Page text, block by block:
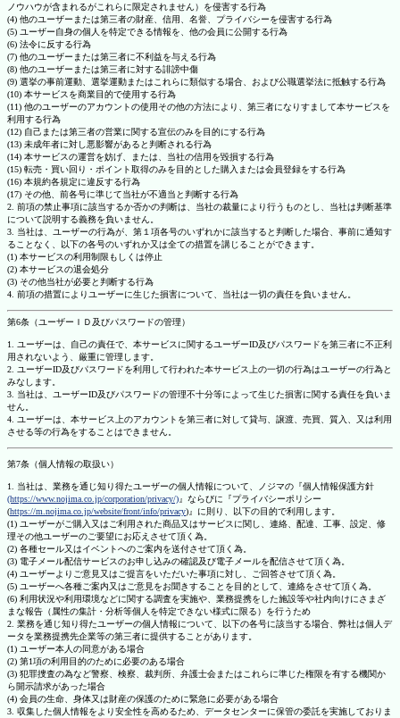
ノウハウが含まれるがこれらに限定されません）を侵害する行為
(4) 他のユーザーまたは第三者の財産、信用、名誉、プライバシーを侵害する行為
(5) ユーザー自身の個人を特定できる情報を、他の会員に公開する行為
(6) 法令に反する行為
(7) 他のユーザーまたは第三者に不利益を与える行為
(8) 他のユーザーまたは第三者に対する誹謗中傷
(9) 選挙の事前運動、選挙運動またはこれらに類似する場合、および公職選挙法に抵触する行為
(10) 本サービスを商業目的で使用する行為
(11) 他のユーザーのアカウントの使用その他の方法により、第三者になりすまして本サービスを
利用する行為
(12) 自己または第三者の営業に関する宣伝のみを目的にする行為
(13) 未成年者に対し悪影響があると判断される行為
(14) 本サービスの運営を妨げ、または、当社の信用を毀損する行為
(15) 転売・買い回り・ポイント取得のみを目的とした購入または会員登録をする行為
(16) 本規約各規定に違反する行為
(17) その他、前各号に準じて当社が不適当と判断する行為
2. 前項の禁止事項に該当するか否かの判断は、当社の裁量により行うものとし、当社は判断基準
について説明する義務を負いません。
3. 当社は、ユーザーの行為が、第１項各号のいずれかに該当すると判断した場合、事前に通知す
ることなく、以下の各号のいずれか又は全ての措置を講じることができます。
(1) 本サービスの利用制限もしくは停止
(2) 本サービスの退会処分
(3) その他当社が必要と判断する行為
4. 前項の措置によりユーザーに生じた損害について、当社は一切の責任を負いません。
第6条（ユーザーＩＤ及びパスワードの管理）
1. ユーザーは、自己の責任で、本サービスに関するユーザーID及びパスワードを第三者に不正利
用されないよう、厳重に管理します。
2. ユーザーID及びパスワードを利用して行われた本サービス上の一切の行為はユーザーの行為と
みなします。
3. 当社は、ユーザーID及びパスワードの管理不十分等によって生じた損害に関する責任を負いま
せん。
4. ユーザーは、本サービス上のアカウントを第三者に対して貸与、譲渡、売買、質入、又は利用
させる等の行為をすることはできません。
第7条（個人情報の取扱い）
1. 当社は、業務を通じ知り得たユーザーの個人情報について、ノジマの『個人情報保護方針
(https://www.nojima.co.jp/corporation/privacy/)』ならびに『プライバシーポリシー
(https://m.nojima.co.jp/website/front/info/privacy)』に則り、以下の目的で利用します。
(1) ユーザーがご購入又はご利用された商品又はサービスに関し、連絡、配達、工事、設定、修
理その他ユーザーのご要望にお応えさせて頂く為。
(2) 各種セール又はイベントへのご案内を送付させて頂く為。
(3) 電子メール配信サービスのお申し込みの確認及び電子メールを配信させて頂く為。
(4) ユーザーよりご意見又はご提言をいただいた事項に対し、ご回答させて頂く為。
(5) ユーザーへ各種ご案内又はご意見をお聞きすることを目的として、連絡をさせて頂く為。
(6) 利用状況や利用環境などに関する調査を実施や、業務提携をした施設等や社内向けにさまざ
まな報告（属性の集計・分析等個人を特定できない様式に限る）を行うため
2. 業務を通じ知り得たユーザーの個人情報について、以下の各号に該当する場合、弊社は個人デ
ータを業務提携先企業等の第三者に提供することがあります。
(1) ユーザー本人の同意がある場合
(2) 第1項の利用目的のために必要のある場合
(3) 犯罪捜査の為など警察、検察、裁判所、弁護士会またはこれらに準じた権限を有する機関か
ら開示請求があった場合
(4) 会員の生命、身体又は財産の保護のために緊急に必要がある場合
3. 収集した個人情報をより安全性を高めるため、データセンターに保管の委託を実施しておりま